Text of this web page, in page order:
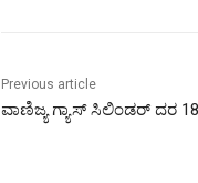
Previous article
ವಾಣಿಜ್ಯ ಗ್ಯಾಸ್‌ ಸಿಲಿಂಡರ್‌ ದರ